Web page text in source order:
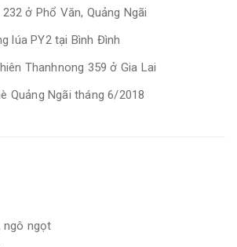
ở Phổ Văn, Quảng Ngãi
lúa PY2 tại Bình Đình
Thanhnong 359 ở Gia Lai
Quảng Ngãi tháng 6/2018
ngô ngọt